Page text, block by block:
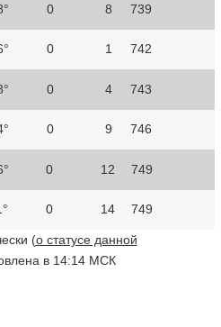
0 8 739
0 1 742
0 4 743
0 9 746
0 12 749
0 14 749
(о статусе данной
в 14:14 МСК